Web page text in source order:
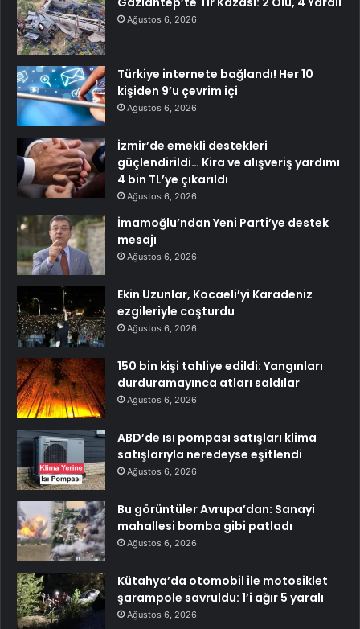
Ağustos 6, 2026
Türkiye internete bağlandı! Her 10
kişiden 9’u çevrim içi
Ağustos 6, 2026
İzmir’de emekli destekleri
güçlendirildi… Kira ve alışveriş yardımı
4 bin TL’ye çıkarıldı
Ağustos 6, 2026
İmamoğlu’ndan Yeni Parti’ye destek
mesajı
Ağustos 6, 2026
Ekin Uzunlar, Kocaeli’yi Karadeniz
ezgileriyle coşturdu
Ağustos 6, 2026
150 bin kişi tahliye edildi: Yangınları
durduramayınca atları saldılar
Ağustos 6, 2026
ABD’de ısı pompası satışları klima
satışlarıyla neredeyse eşitlendi
Ağustos 6, 2026
Bu görüntüler Avrupa’dan: Sanayi
mahallesi bomba gibi patladı
Ağustos 6, 2026
Kütahya’da otomobil ile motosiklet
şarampole savruldu: 1’i ağır 5 yaralı
Ağustos 6, 2026